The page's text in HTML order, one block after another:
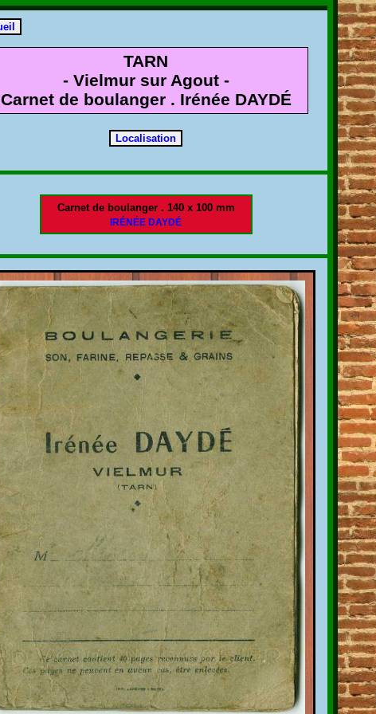
TARN
- Vielmur sur Agout -
Carnet de boulanger . Irénée DAYDÉ
Carnet de boulanger . 140 x 100 mm
IRÉNÉE DAYDÉ